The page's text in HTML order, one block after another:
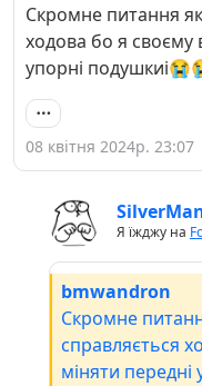
Скромне питання
ходова бо я своєму
упорні
08 квітня 2024р. 23:07
Я їжджу на
bmwandron
Скромне
справляється
міняти